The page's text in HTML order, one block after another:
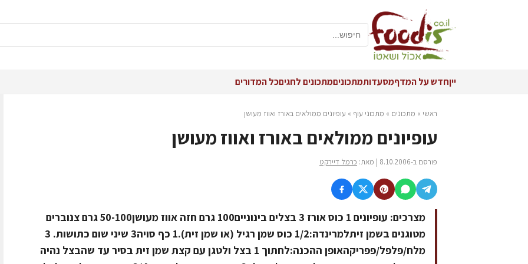
ייןחדש על המדףמסעדותמתכוניםמתכונים לחגיםכל המדורים
ראשי » מתכונים » מתכוני עוף » עופיונים ממולאים באורז ואווז מעושן
עופיונים ממולאים באורז ואווז מעושן
פורסם ב-8.10.2006 | מאת: כרמל דיירקט
מצרכים: עופיונים 1 כוס אורז 3 בצלים בינוניים100 גרם חזה אווז מעושן50-100 גרם צנוברים
מטוגנים בשמן זיתלמרינדה:1/2 כוס שמן רגיל (או שמן זית).1 כף סויה3 שיני שום כתושות. 3
מלח/פלפל/פפריקהאופן ההכנה:לחתוך 1 בצל ולטגן עם קצת שמן זית בסיר עד שהבצל נהיה